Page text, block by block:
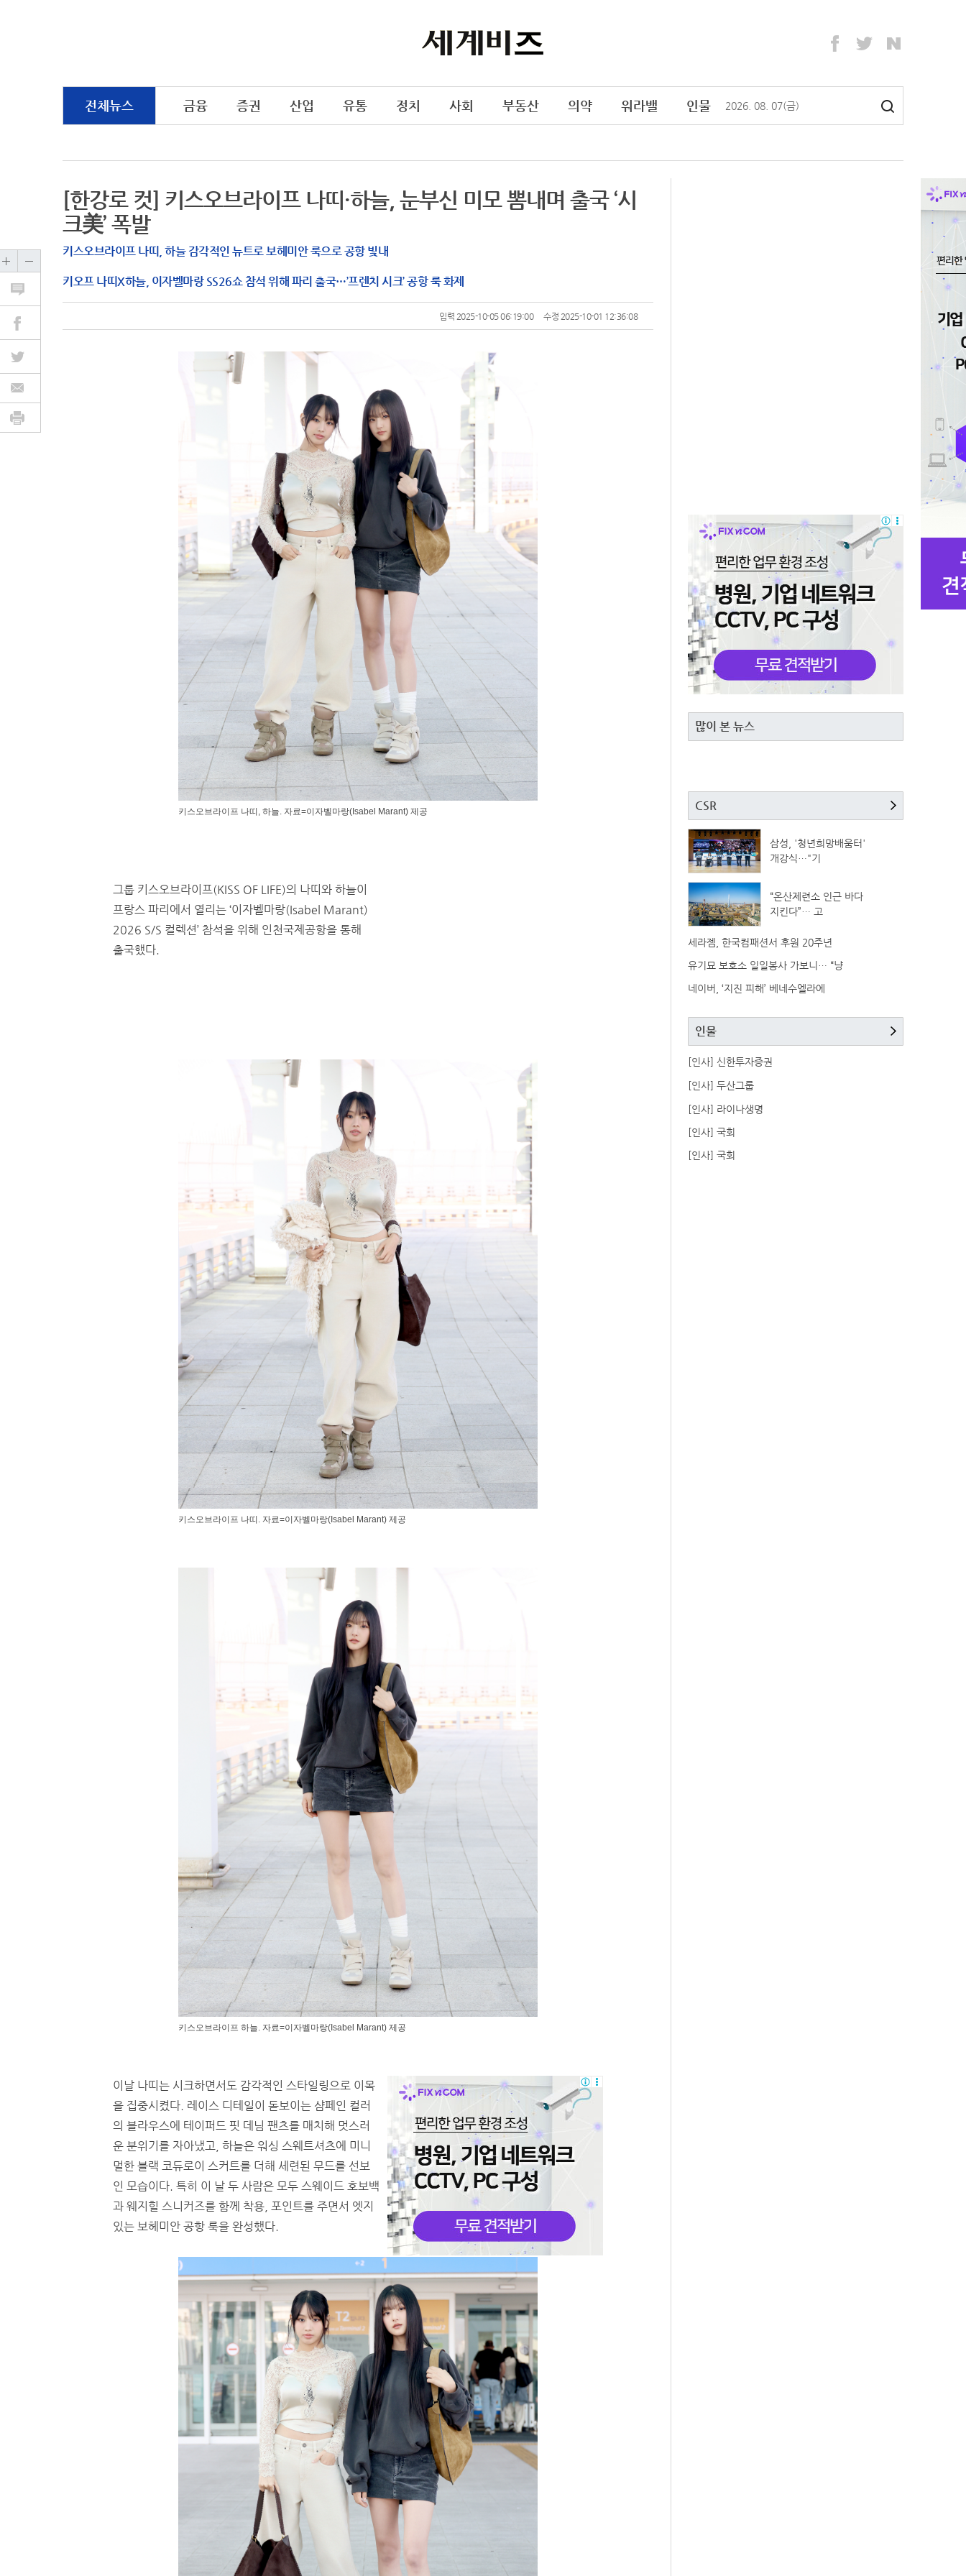
전체뉴스 금융 증권 산업 유통 정치 사회 부동산 의약 워라밸 인물 2026 08 07(금)
[한강로 컷] 키스오브라이프 나띠·하늘, 눈부신 미모 뽐내며 출국 ‘시
크美’ 폭발
키스오브라이프 나띠, 하늘 감각적인 뉴트로 보헤미안 룩으로 공항 빛내
키오프 나띠X하늘, 이자벨마랑 SS26쇼 참석 위해 파리 출국…’프렌치 시크’ 공항 룩 화제
입력 2025-10-05 06:19:00 수정 2025-10-01 12:36:08
키스오브라이프 나띠, 하늘. 자료=이자벨마랑(Isabel Marant) 제공
그룹 키스오브라이프(KISS OF LIFE)의 나띠와 하늘이
프랑스 파리에서 열리는 ‘이자벨마랑(Isabel Marant)
2026 S/S 컬렉션’ 참석을 위해 인천국제공항을 통해
출국했다.
키스오브라이프 나띠. 자료=이자벨마랑(Isabel Marant) 제공
키스오브라이프 하늘. 자료=이자벨마랑(Isabel Marant) 제공
이날 나띠는 시크하면서도 감각적인 스타일링으로 이목
을 집중시켰다. 레이스 디테일이 돋보이는 샴페인 컬러
의 블라우스에 테이퍼드 핏 데님 팬츠를 매치해 멋스러
운 분위기를 자아냈고, 하늘은 워싱 스웨트셔츠에 미니
멀한 블랙 코듀로이 스커트를 더해 세련된 무드를 선보
인 모습이다. 특히 이 날 두 사람은 모두 스웨이드 호보백
과 웨지힐 스니커즈를 함께 착용, 포인트를 주면서 엣지
있는 보헤미안 공항 룩을 완성했다.
많이 본 뉴스
CSR
삼성, '청년희망배움터'
개강식…"기
“온산제련소 인근 바다
지킨다”… 고
세라젬, 한국컴패션서 후원 20주년
유기묘 보호소 일일봉사 가보니… “냥
네이버, ‘지진 피해’ 베네수엘라에
인물
[인사] 신한투자증권
[인사] 두산그룹
[인사] 라이나생명
[인사] 국회
[인사] 국회